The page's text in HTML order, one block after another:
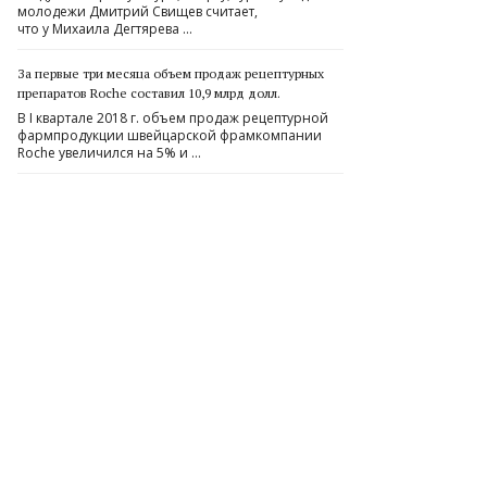
молодежи Дмитрий Свищев считает,
что у Михаила Дегтярева …
За первые три месяца объем продаж рецептурных
препаратов Roche составил 10,9 млрд долл.
В I квартале 2018 г. объем продаж рецептурной
фармпродукции швейцарской фрамкомпании
Roche увеличился на 5% и …